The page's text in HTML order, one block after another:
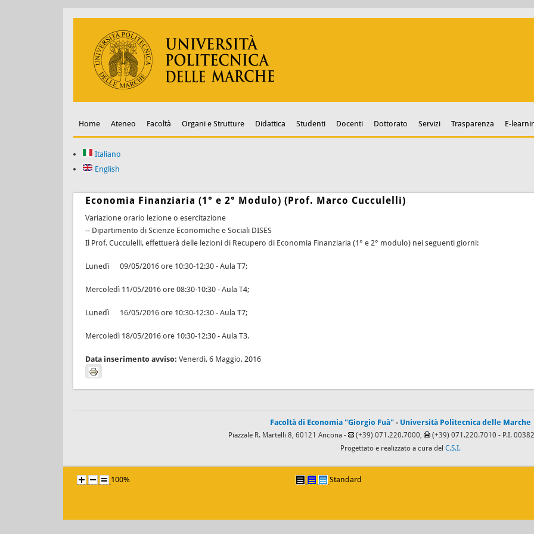
Home Ateneo Facoltà Organi e Strutture Didattica Studenti Docenti Dottorato Servizi Trasparenza E-
Italiano
English
Economia Finanziaria (1° e 2° Modulo) (Prof. Marco Cucculelli)
Variazione orario lezione o esercitazione
-- Dipartimento di Scienze Economiche e Sociali DISES
Il Prof. Cucculelli, effettuerà delle lezioni di Recupero di Economia Finanziaria (1° e 2° modulo) nei seguenti giorni:
Lunedì 09/05/2016 ore 10:30-12:30 - Aula T7;
Mercoledì 11/05/2016 ore 08:30-10:30 - Aula T4;
Lunedì 16/05/2016 ore 10:30-12:30 - Aula T7;
Mercoledì 18/05/2016 ore 10:30-12:30 - Aula T3.
Data inserimento avviso: Venerdì, 6 Maggio, 2016
Facoltà di Economia "Giorgio Fuà" - Università Politecnica delle Marche
Piazzale R. Martelli 8, 60121 Ancona - (+39) 071.220.7000, (+39) 071.220.7010 - P.I.
Progettato e realizzato a cura del C.S.I.
100% Standard